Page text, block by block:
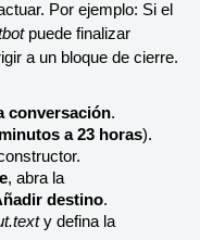
Por ejemplo: Si el
puede finalizar
a un bloque de cierre.
conversación.
a 23 horas).
, abra la
destino.
y defina la